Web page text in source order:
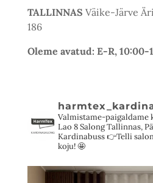
TALLINNAS Väike-Järve
186
Oleme avatud: E-R, 10:00-
Valmistame-paigaldame
Lao 8Salong Tallinnas,
Kardinabuss 👉Telli
koju! 🤩